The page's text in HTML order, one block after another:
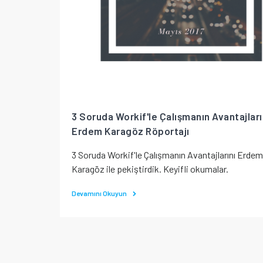
3 Soruda Workif'le Çalışmanın
Erdem Karagöz Röportajı
3 Soruda Workif'le Çalışmanın Avantajlarını Erdem
Karagöz ile pekiştirdik. Keyifli okumalar.
Devamını Okuyun